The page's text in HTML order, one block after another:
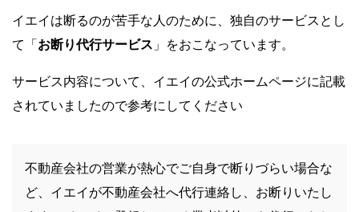
イエイは断るのが苦手な人のために、独自のサービスとし
て「 お断り代行サービス 」をおこなっています。
サービス内容について、イエイの公式ホームページに記載
されていましたので参考にしてください
不動産会社の営業が熱心でご自身で断りづらい場合な
ど、イエイが不動産会社へ代行連絡し、お断りいたし